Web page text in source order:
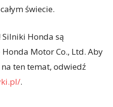
świecie.
Honda są
Motor Co., Ltd. Aby
ten temat, odwiedź
.